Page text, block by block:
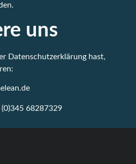
uns
Datenschutzerklärung hast,
68287329